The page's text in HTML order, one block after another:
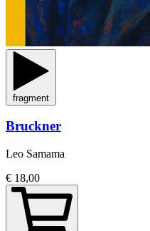
fragment
Bruckner
Leo Samama
€ 18,00